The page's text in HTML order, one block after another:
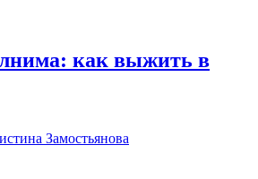
как выжить в
Замостьянова